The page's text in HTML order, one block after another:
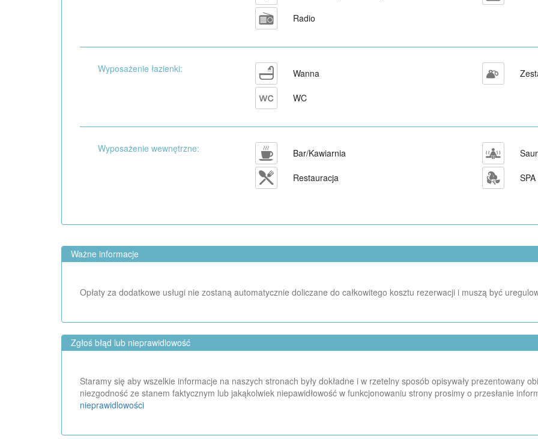
Radio
Wyposażenie łazienki: Wanna
WC
Wyposażenie wewnętrzne: Bar/Kawiarnia
Restauracja
Ważne informacje
Opłaty za dodatkowe usługi nie zostaną automatycznie doliczane do całkowitego kosztu rezerwacji i muszą być
Zgłoś błąd lub nieprawidlowość
Staramy się aby wszelkie informacje na naszych stronach były dokładne i w rzetelny sposób opisywały prezentowany
niezgodność ze stanem faktycznym lub jakąkolwiek niepawidłowość w funkcjonowaniu strony prosimy o przesłanie
nieprawidlowości